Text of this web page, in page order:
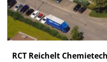
RCT Reichelt